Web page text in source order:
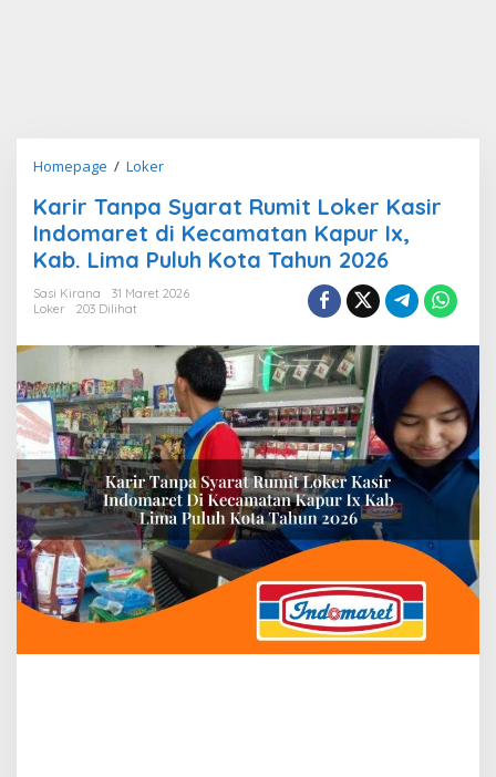
Homepage / LokerKarir
Syarat
Rumit
Loker
Indomaret
Kecamatan
Kapur
Ix,
Kab.
Lima
Puluh
Kota
Tahun
2026
Karir Tanpa Syarat Rumit Loker Kasir
Indomaret di Kecamatan Kapur Ix,
Kab. Lima Puluh Kota Tahun 2026
Sasi Kirana
31 Maret 2026
Loker
203 Dilihat